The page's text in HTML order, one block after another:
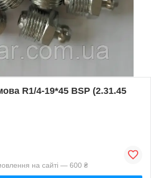
R1/4-19*45 BSP (2.31.45
на сайті — 600 ₴